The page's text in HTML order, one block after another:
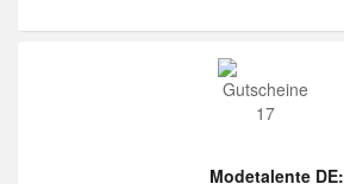
Modetalente DE: